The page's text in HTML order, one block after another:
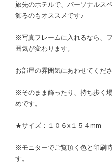
旅先のホテルで、パーソナルス
飾るのもオススメです♪
※写真フレームに入れるなら、
囲気が変わります。
お部屋の雰囲気にあわせてくださ
※そのまま飾ったり、持ち歩く
めです。
★サイズ：１０６x１５４mm
※モニターでご覧頂く色と印刷
す。